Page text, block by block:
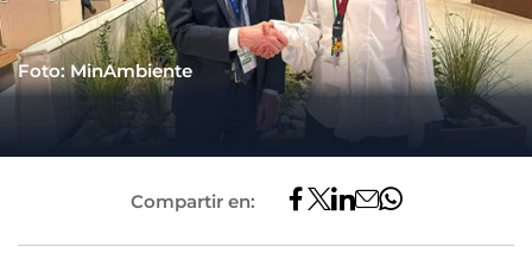
Foto: MinAmbiente
Compartir en: